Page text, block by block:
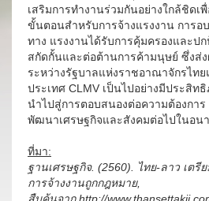
เสริมการทำงานร่วมกันอย่างใกล้ชิด
ขั้นตอนสำหรับการจ้างแรงงาน การอ
ทาง แรงงานได้รับการคุ้มครองและป
สกัดกั้นและต่อต้านการค้ามนุษย์ ซึ่งส่ง
ระหว่างรัฐบาลแห่งราชอาณาจักรไท
ประเทศ CLMV เป็นไปอย่างมีประสิท
นำไปสู่การตอบสนองต่อความต้องกา
พัฒนาเศรษฐกิจและสังคมต่อไปในอน
ที่มา:
ฐานเศรษฐกิจ. (2560). ไทย-ลาว เตรี
การจ้างงานถูกกฎหมาย,